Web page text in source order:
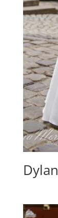
Dylan